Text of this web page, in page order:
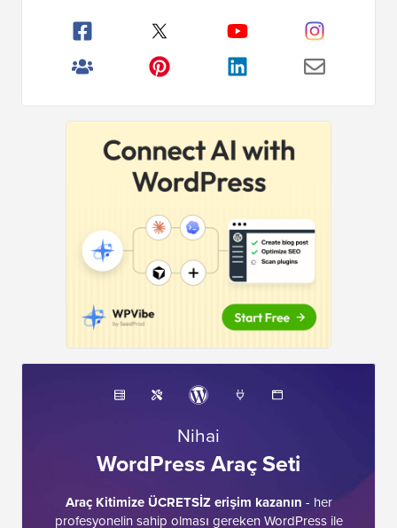
Nihai
WordPress Araç Seti
Araç Kitimize ÜCRETSİZ erişim kazanın - her
profesyonelin sahip olması gereken WordPress ile